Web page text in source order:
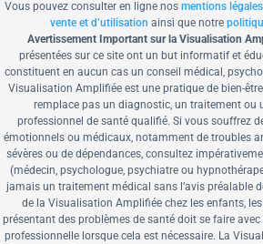
Vous pouvez consulter en ligne nos mentions légales
vente et d’utilisation ainsi que notre
Avertissement Important sur la Visualisation
présentées sur ce site ont un but informatif et
constituent en aucun cas un conseil médical,
Visualisation Amplifiée est une pratique de bien-
remplace pas un diagnostic, un traitement ou
professionnel de santé qualifié. Si vous souffrez
émotionnels ou médicaux, notamment de troubles
sévères ou de dépendances, consultez
(médecin, psychologue, psychiatre ou
jamais un traitement médical sans l’avis préalable
de la Visualisation Amplifiée chez les enfants,
présentant des problèmes de santé doit se faire
professionnelle lorsque cela est nécessaire. La